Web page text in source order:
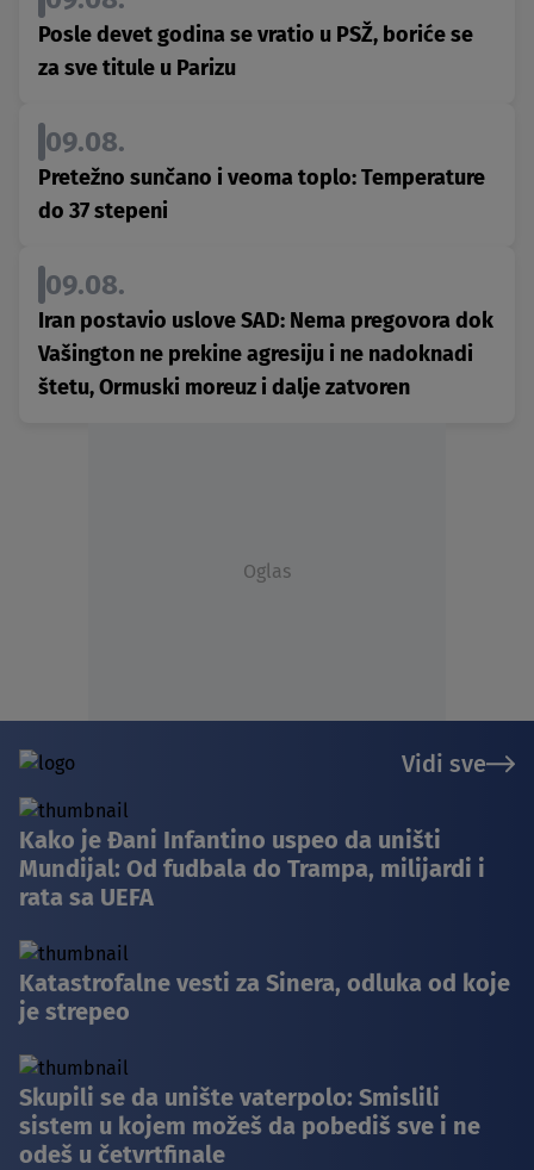
Posle devet godina se vratio u PSŽ, boriće se
za sve titule u Parizu
09.08.
Pretežno sunčano i veoma toplo: Temperature
do 37 stepeni
09.08.
Iran postavio uslove SAD: Nema pregovora dok
Vašington ne prekine agresiju i ne nadoknadi
štetu, Ormuski moreuz i dalje zatvoren
Oglas
Vidi sve
Kako je Đani Infantino uspeo da uništi
Mundijal: Od fudbala do Trampa, milijardi i
rata sa UEFA
Katastrofalne vesti za Sinera, odluka od koje
je strepeo
Skupili se da unište vaterpolo: Smislili
sistem u kojem možeš da pobediš sve i ne
odeš u četvrtfinale